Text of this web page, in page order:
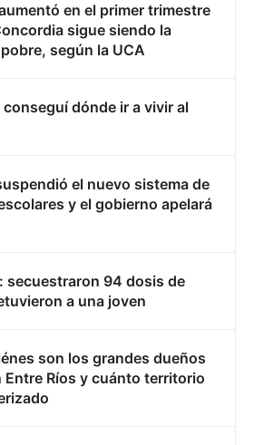
en el primer trimestre
sigue siendo la
según la UCA
conseguí dónde ir a vivir al
el nuevo sistema de
y el gobierno apelará
secuestraron 94 dosis de
a una joven
son los grandes dueños
Entre Ríos y cuánto territorio